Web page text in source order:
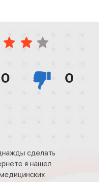
0 0
сделать
я нашел